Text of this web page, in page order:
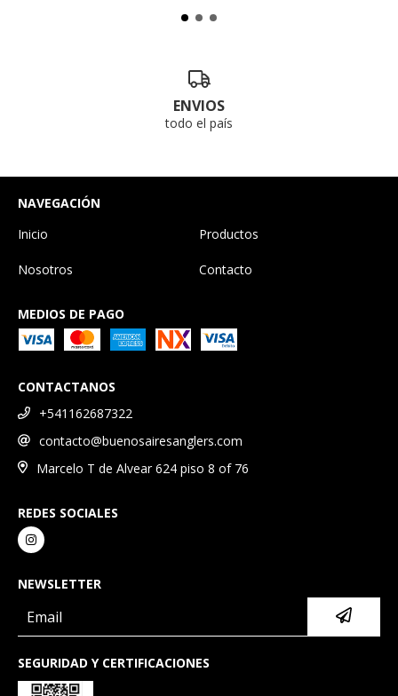
ENVIOS
todo el país
NAVEGACIÓN
Inicio
Productos
Nosotros Contacto
MEDIOS DE PAGO
CONTACTANOS
+541162687322
contacto@buenosairesanglers.com
Marcelo T de Alvear 624 piso 8 of 76
REDES SOCIALES
NEWSLETTER
SEGURIDAD Y CERTIFICACIONES